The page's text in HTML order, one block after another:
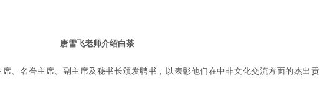
唐雪飞老师介绍白茶
、名誉主席、副主席及秘书长颁发聘书，以表彰他们在中非文化交流方面的杰出贡